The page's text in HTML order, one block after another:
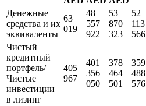
Денежные
средства и их
эквиваленты
63
019
48
557
922
53
870
323
52
113
566
Чистый
кредитный
портфель/
Чистые
инвестиции
в лизинг
405
967
401
356
050
378
464
501
359
488
576